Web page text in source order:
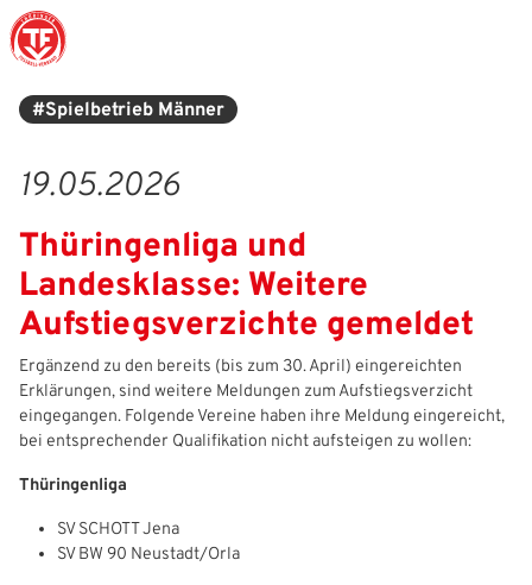
#Spielbetrieb Männer
19.05.2026
Thüringenliga und
Landesklasse: Weitere
Aufstiegsverzichte gemeldet
Ergänzend zu den bereits (bis zum 30. April) eingereichten
Erklärungen, sind weitere Meldungen zum Aufstiegsverzicht
eingegangen. Folgende Vereine haben ihre Meldung eingereicht,
bei entsprechender Qualifikation nicht aufsteigen zu wollen:
Thüringenliga
SV SCHOTT Jena
SV BW 90 Neustadt/Orla
IHR LOGIN
Geschäftsstelle
Chronik
Ehrentafel
Karriere
Partnerschaft
Mitgliedschaft
Sicherheit
Junioren
Juniorinnen
Kinderfußball
eSports
Schiedsrichter
Eliteschulen
Erzieher und Lehrer
Veranstaltungskalender
DFB-Mobil
DFB-Masterplan
Vielfalt
Fair Play
Inklusion
Prävention
Schule und Kita
Newsletter
DFBnet
Passwesen
Vereinsangebote
Archiv
Downloads